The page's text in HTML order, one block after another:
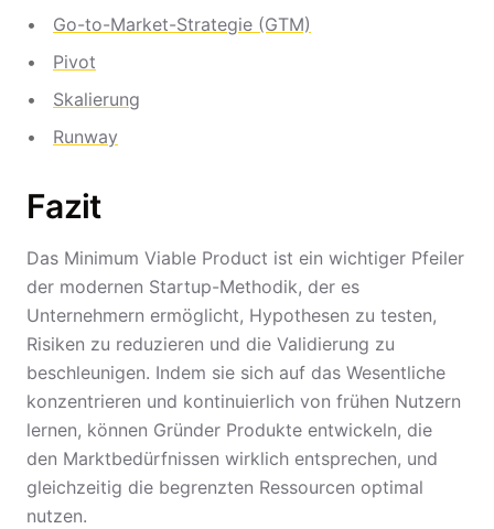
Go-to-Market-Strategie (GTM)
Pivot
Skalierung
Runway
Fazit
Das Minimum Viable Product ist ein wichtiger Pfeiler
der modernen Startup-Methodik, der es
Unternehmern ermöglicht, Hypothesen zu testen,
Risiken zu reduzieren und die Validierung zu
beschleunigen. Indem sie sich auf das Wesentliche
konzentrieren und kontinuierlich von frühen Nutzern
lernen, können Gründer Produkte entwickeln, die
den Marktbedürfnissen wirklich entsprechen, und
gleichzeitig die begrenzten Ressourcen optimal
nutzen.